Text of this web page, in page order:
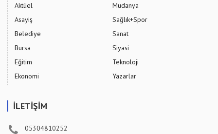
Aktüel
Asayiş
Belediye
Bursa
Eğitim
Ekonomi
Mudanya
Sağlık+Spor
Sanat
Siyasi
Teknoloji
Yazarlar
İLETİŞİM
05304810252